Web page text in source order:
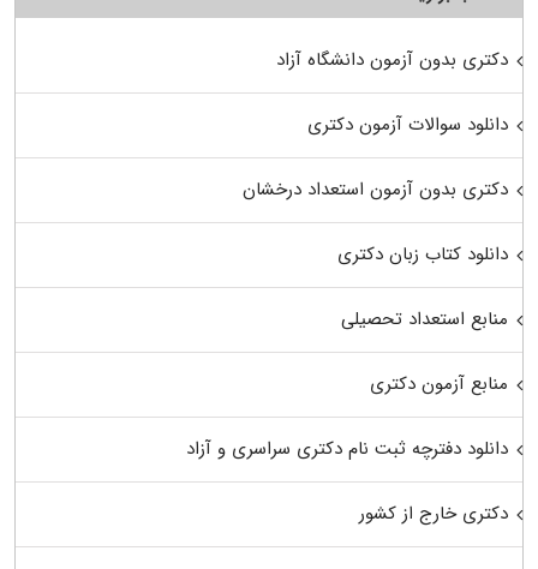
دکتری بدون آزمون دانشگاه آزاد
دانلود سوالات آزمون دکتری
دکتری بدون آزمون استعداد درخشان
دانلود کتاب زبان دکتری
منابع استعداد تحصیلی
منابع آزمون دکتری
دانلود دفترچه ثبت نام دکتری سراسری و آزاد
دکتری خارج از کشور